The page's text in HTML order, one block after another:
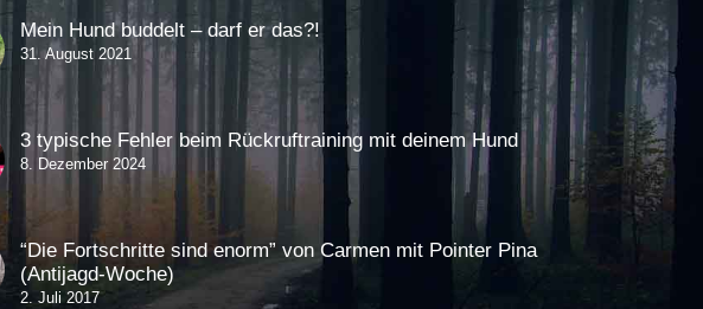
Mein Hund buddelt – darf er das?!
31. August 2021
3 typische Fehler beim Rückruftraining mit deinem Hund
8. Dezember 2024
“Die Fortschritte sind enorm” von Carmen mit Pointer Pina
(Antijagd-Woche)
2. Juli 2017